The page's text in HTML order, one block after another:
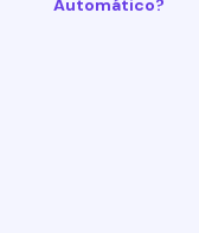
Automático?